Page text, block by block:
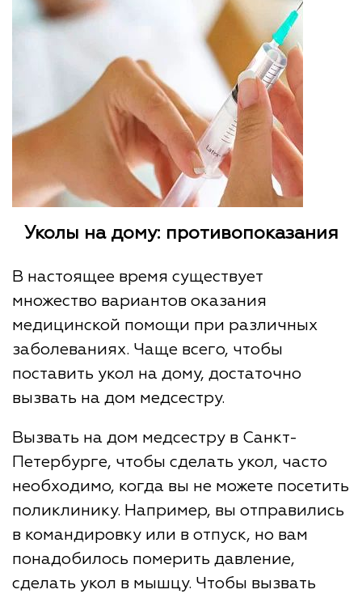
Уколы на дому: противопоказания
В настоящее время существует
множество вариантов оказания
медицинской помощи при различных
заболеваниях. Чаще всего, чтобы
поставить укол на дому, достаточно
вызвать на дом медсестру.
Вызвать на дом медсестру в Санкт-
Петербурге, чтобы сделать укол, часто
необходимо, когда вы не можете посетить
поликлинику. Например, вы отправились
в командировку или в отпуск, но вам
понадобилось померить давление,
сделать укол в мышцу. Чтобы вызвать